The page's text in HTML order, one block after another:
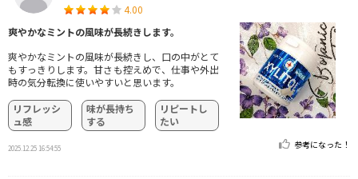
4.00
爽やかなミントの風味が長続きします。
爽やかなミントの風味が長続きし、口の中がとて
もすっきりします。甘さも控えめで、仕事や外出
時の気分転換に使いやすいと思います。
リフレッシ
ュ感
味が長持ち
する
リピートし
たい
2025.12.25 16:54:55 参考になった！